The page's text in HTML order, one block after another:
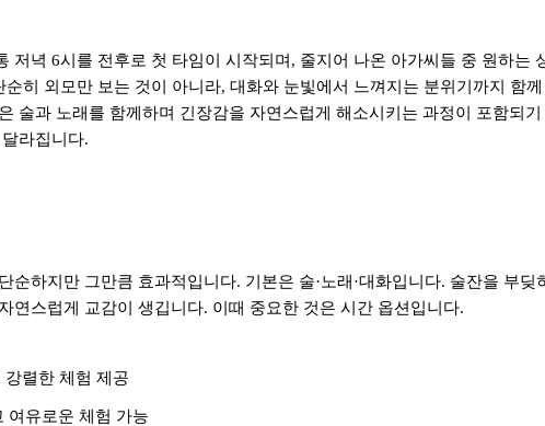
저녁 6시를 전후로 첫 타임이 시작되며 , 줄지어 나온 아가씨들 중 원하는
순히 외모만 보는 것이 아니라, 대화와 눈빛에서 느껴지는 분위기까지 함께
술과 노래를 함께하며 긴장감을 자연스럽게 해소시키는 과정이 포함되기
라집니다.
순하지만 그만큼 효과적입니다. 기본은 술·노래·대화입니다. 술잔을 부딪
연스럽게 교감이 생깁니다. 이때 중요한 것은 시간 옵션입니다.
강렬한 체험 제공
여유로운 체험 가능